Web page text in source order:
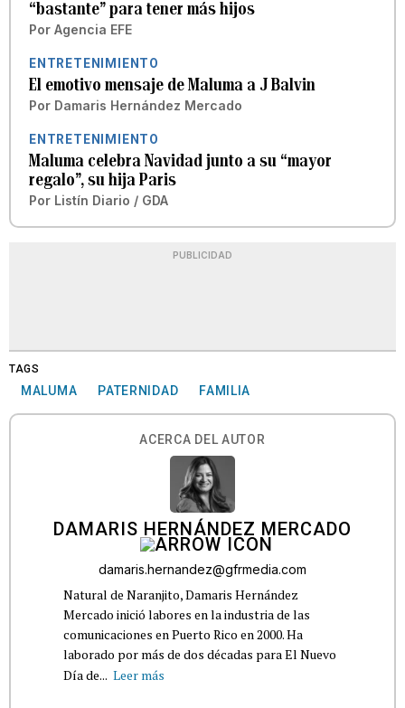
“bastante” para tener más hijos
Por Agencia EFE
ENTRETENIMIENTO
El emotivo mensaje de Maluma a J Balvin
Por Damaris Hernández Mercado
ENTRETENIMIENTO
Maluma celebra Navidad junto a su “mayor
regalo”, su hija Paris
Por Listín Diario / GDA
PUBLICIDAD
TAGS
MALUMA PATERNIDAD FAMILIA
ACERCA DEL AUTOR
DAMARIS HERNÁNDEZ MERCADO
damaris.hernandez@gfrmedia.com
Natural de Naranjito, Damaris Hernández
Mercado inició labores en la industria de las
comunicaciones en Puerto Rico en 2000. Ha
laborado por más de dos décadas para El Nuevo
Día de... Leer más